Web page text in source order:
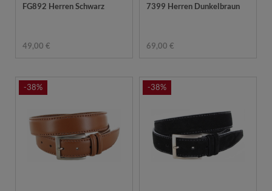
FG892 Herren Schwarz
49,00 €
7399 Herren Dunkelbraun
69,00 €
-38% -38%